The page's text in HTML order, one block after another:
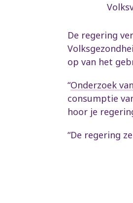
De regering
op van het
“Onderzoek
consumptie
hoor je
“De regering